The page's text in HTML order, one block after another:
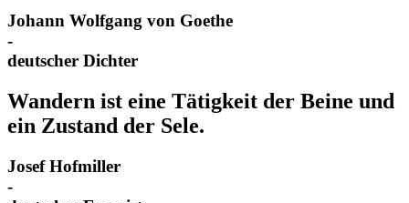
Johann Wolfgang von Goethe
-
deutscher Dichter
Wandern ist eine Tätigkeit der Beine und
ein Zustand der Sele.
Josef Hofmiller
-